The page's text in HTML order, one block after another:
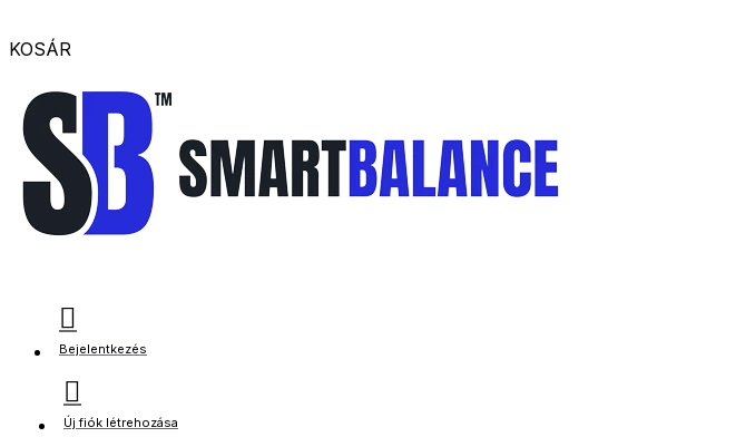
KOSÁR
Bejelentkezés
Új fiók létrehozása